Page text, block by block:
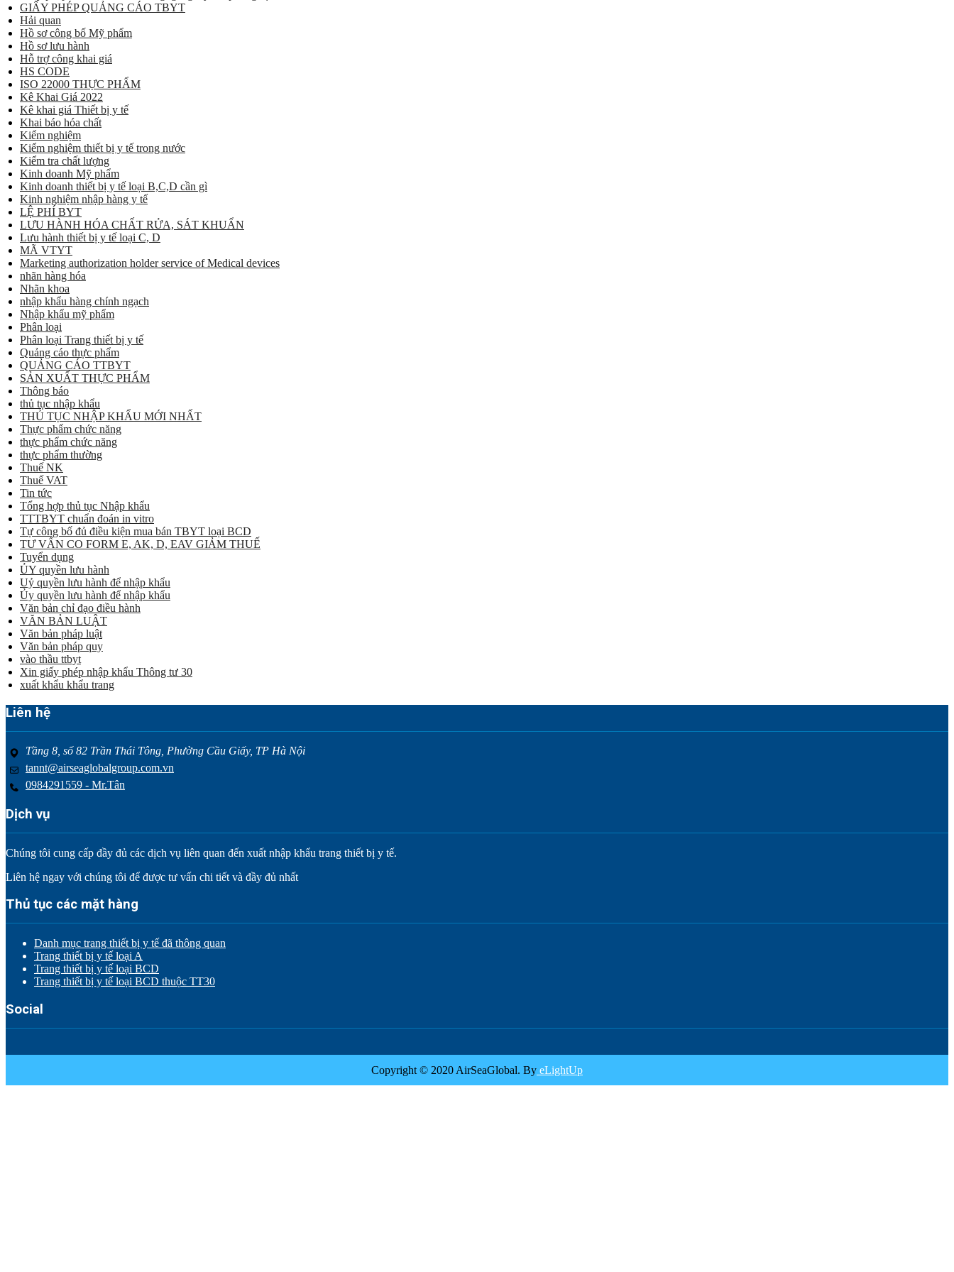
GIẤY PHÉP QUẢNG CÁO TBYT
Hải quan
Hồ sơ công bố Mỹ phẩm
Hồ sơ lưu hành
Hỗ trợ công khai giá
HS CODE
ISO 22000 THỰC PHẨM
Kê Khai Giá 2022
Kê khai giá Thiết bị y tế
Khai báo hóa chất
Kiểm nghiệm
Kiểm nghiệm thiết bị y tế trong nước
Kiểm tra chất lượng
Kinh doanh Mỹ phẩm
Kinh doanh thiết bị y tế loại B,C,D cần gì
Kinh nghiệm nhập hàng y tế
LỆ PHÍ BYT
LƯU HÀNH HÓA CHẤT RỬA, SÁT KHUẨN
Lưu hành thiết bị y tế loại C, D
MÃ VTYT
Marketing authorization holder service of Medical devices
nhãn hàng hóa
Nhãn khoa
nhập khẩu hàng chính ngạch
Nhập khẩu mỹ phẩm
Phân loại
Phân loại Trang thiết bị y tế
Quảng cáo thực phẩm
QUẢNG CÁO TTBYT
SẢN XUẤT THỰC PHẨM
Thông báo
thủ tục nhập khẩu
THỦ TỤC NHẬP KHẨU MỚI NHẤT
Thực phẩm chức năng
thực phẩm chức năng
thực phẩm thường
Thuế NK
Thuế VAT
Tin tức
Tổng hợp thủ tục Nhập khẩu
TTTBYT chuẩn đoán in vitro
Tự công bố đủ điều kiện mua bán TBYT loại BCD
TƯ VẤN CO FORM E, AK, D, EAV GIẢM THUẾ
Tuyển dụng
ỦY quyền lưu hành
Uỷ quyền lưu hành để nhập khẩu
Ủy quyền lưu hành để nhập khẩu
Văn bản chỉ đạo điều hành
VĂN BẢN LUẬT
Văn bản pháp luật
Văn bản pháp quy
vào thầu ttbyt
Xin giấy phép nhập khẩu Thông tư 30
xuất khẩu khẩu trang
Liên hệ
Tầng 8, số 82 Trần Thái Tông, Phường Cầu Giấy, TP Hà Nội
tannt@airseaglobalgroup.com.vn
0984291559 - Mr.Tân
Dịch vụ
Chúng tôi cung cấp đầy đủ các dịch vụ liên quan đến xuất nhập khẩu trang thiết bị y tế.
Liên hệ ngay với chúng tôi để được tư vấn chi tiết và đầy đủ nhất
Thủ tục các mặt hàng
Danh mục trang thiết bị y tế đã thông quan
Trang thiết bị y tế loại A
Trang thiết bị y tế loại BCD
Trang thiết bị y tế loại BCD thuộc TT30
Social
Copyright © 2020 AirSeaGlobal. By eLightUp